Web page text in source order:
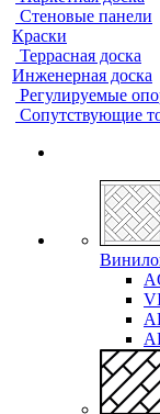
Стеновые панели
Краски
Террасная доска
Инженерная доска
Регулируемые
Сопутствующие